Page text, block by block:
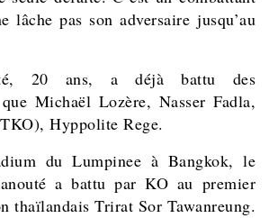
lâche pas son adversaire jusqu’au
20 ans, a déjà battu des
Michaël Lozère, Nasser Fadla,
Hyppolite Rege.
du Lumpinee à Bangkok, le
a battu par KO au premier
thaïlandais Trirat Sor Tawanreung.